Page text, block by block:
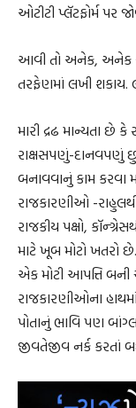
ઓટીટી પ્લૅટફોર્મ પર
આવી તો અનેક, અનેક
તરફેણમાં લખી શકાય.
મારી દ્રઢ માન્યતા છે
રાક્ષસપણું-દાનવપણું
બનાવવાનું કામ કરવા
રાજકારણીઓ -
રાજકીય પક્ષો,
માટે ખૂબ મોટો ખતરો
એક મોટી આપત્તિ
રાજકારણીઓના
પોતાનું ભાવિ પણ
જીવતેજીવ નર્ક કરતાં